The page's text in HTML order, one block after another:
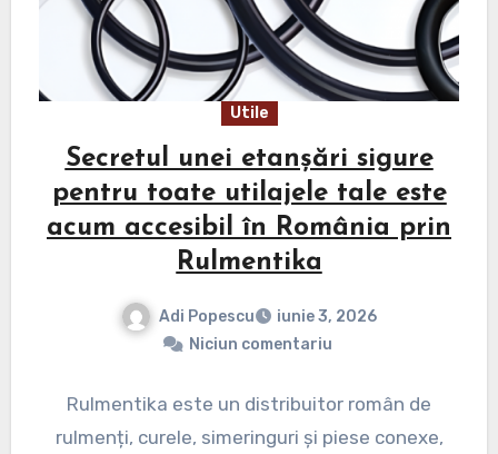
Utile
Secretul unei etanșări sigure
pentru toate utilajele tale este
acum accesibil în România prin
Rulmentika
Adi Popescu
iunie 3, 2026
Niciun comentariu
Rulmentika este un distribuitor român de
rulmenți, curele, simeringuri și piese conexe,